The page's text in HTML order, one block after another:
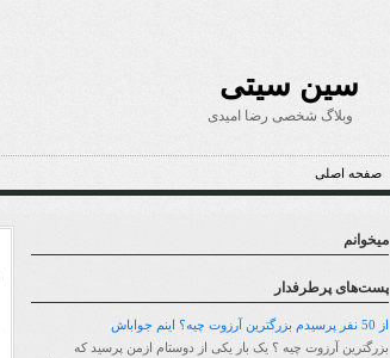
سین سیتی
وبلاگ شخصی رضا امیدی
صفحه اصلی
میخوانم
پست‌های پرطرفدار
از 50 نفر پرسیدم بزرگترین آرزوت چیه؟ اینم جواباش
بزرگترین آرزوت چیه ؟ یک بار یکی از دوستام ازمن پرسید که